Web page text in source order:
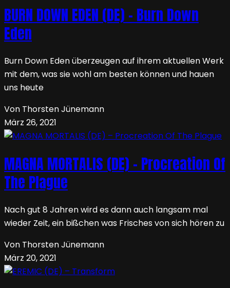
BURN DOWN EDEN (DE) – Burn Down
Eden
Burn Down Eden überzeugen auf ihrem aktuellen Werk
mit dem, was sie wohl am besten können und hauen
uns heute
Von Thorsten Jünemann
März 26, 2021
MAGNA MORTALIS (DE) – Procreation Of
The Plague
Nach gut 8 Jahren wird es dann auch langsam mal
wieder Zeit, ein bißchen was Frisches von sich hören zu
Von Thorsten Jünemann
März 20, 2021